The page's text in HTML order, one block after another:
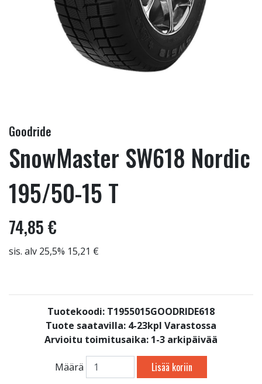
Goodride
SnowMaster SW618 Nordic
195/50-15 T
74,85 €
sis. alv 25,5% 15,21 €
Tuotekoodi: T1955015GOODRIDE618
Tuote saatavilla: 4-23kpl Varastossa
Arvioitu toimitusaika: 1-3 arkipäivää
Määrä Lisää koriin